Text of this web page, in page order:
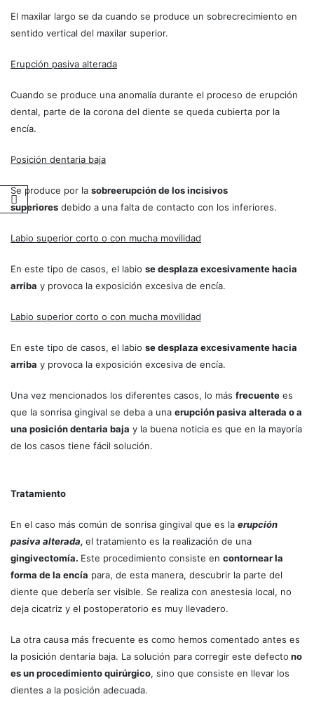
El maxilar largo se da cuando se produce un sobrecrecimiento en
sentido vertical del maxilar superior.
Erupción pasiva alterada
Cuando se produce una anomalía durante el proceso de erupción
dental, parte de la corona del diente se queda cubierta por la
encía.
Posición dentaria baja
Se produce por la sobreerupción de los incisivos
superiores debido a una falta de contacto con los inferiores.
Labio superior corto o con mucha movilidad
En este tipo de casos, el labio se desplaza excesivamente hacia
arriba y provoca la exposición excesiva de encía.
Labio superior corto o con mucha movilidad
En este tipo de casos, el labio se desplaza excesivamente hacia
arriba y provoca la exposición excesiva de encía.
Una vez mencionados los diferentes casos, lo más frecuente es
que la sonrisa gingival se deba a una erupción pasiva alterada o a
una posición dentaria baja y la buena noticia es que en la mayoría
de los casos tiene fácil solución.
Tratamiento
En el caso más común de sonrisa gingival que es la erupción
pasiva alterada, el tratamiento es la realización de una
gingivectomía. Este procedimiento consiste en contornear la
forma de la encía para, de esta manera, descubrir la parte del
diente que debería ser visible. Se realiza con anestesia local, no
deja cicatriz y el postoperatorio es muy llevadero.
La otra causa más frecuente es como hemos comentado antes es
la posición dentaria baja. La solución para corregir este defecto no
es un procedimiento quirúrgico, sino que consiste en llevar los
dientes a la posición adecuada.